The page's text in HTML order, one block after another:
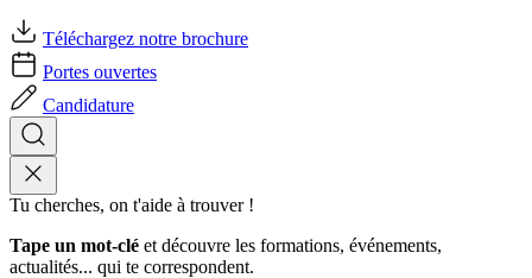
Téléchargez notre brochure
Portes ouvertes
Candidature
Tu cherches, on t'aide à trouver !
Tape un mot-clé et découvre les formations, événements,
actualités... qui te correspondent.